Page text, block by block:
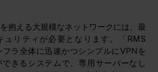
抱える大規模なネットワークには、最
ュリティが必要となります。「RMS
ラ全体に迅速かつシンプルにVPNを
きるシステムで、専用サーバーなし